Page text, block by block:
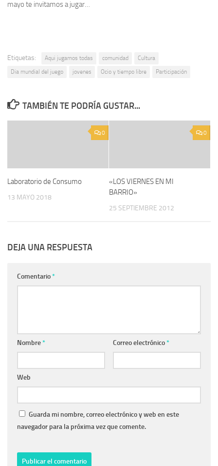
mayo te invitamos a jugar…
Etiquetas: Aqui jugamos todas comunidad
Cultura
Dia mundial del juego
jovenes Ocio y tiempo libre Participación
TAMBIÉN TE PODRÍA GUSTAR...
0
Laboratorio de Consumo
13 MAYO 2018
0
«LOS VIERNES EN MI
BARRIO»
25 SEPTIEMBRE 2012
DEJA UNA RESPUESTA
Comentario*
Nombre* Correo electrónico*
Web
Guarda mi nombre, correo electrónico y web en este
navegador para la próxima vez que comente.